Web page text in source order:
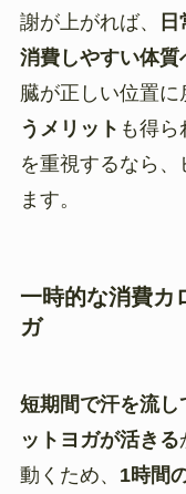
謝が上がれば、
消費しやすい体質
臓が正しい位置に
うメリット も得
を重視するなら、
ます。
一時的な消費カ
ガ
短期間で汗を流
ットヨガが活きる
動くため、 1時間